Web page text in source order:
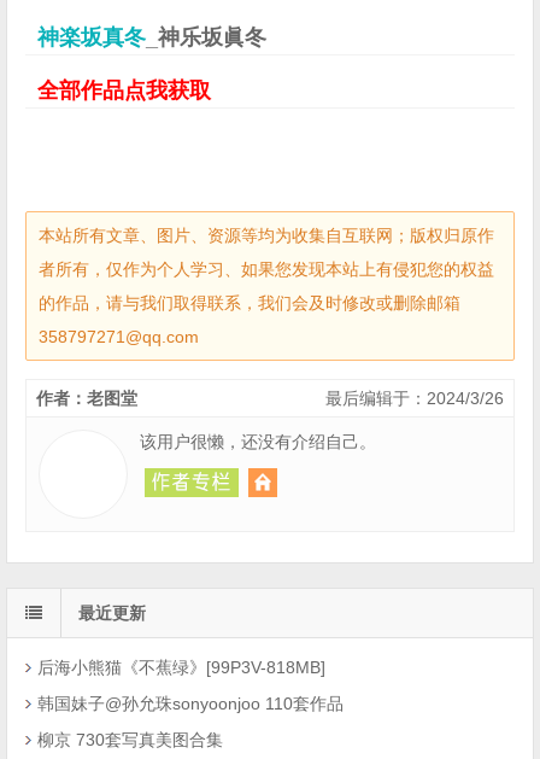
神楽坂真冬 _神乐坂眞冬
全部作品点我获取
本站所有文章、图片、资源等均为收集自互联网；版权归原作
者所有，仅作为个人学习、如果您发现本站上有侵犯您的权益
的作品，请与我们取得联系，我们会及时修改或删除邮箱
358797271@qq.com
最后编辑于：2024/3/26
作者：老图堂
该用户很懒，还没有介绍自己。
最近更新
后海小熊猫《不蕉绿》[99P3V-818MB]
韩国妹子@孙允珠sonyoonjoo 110套作品
柳京 730套写真美图合集